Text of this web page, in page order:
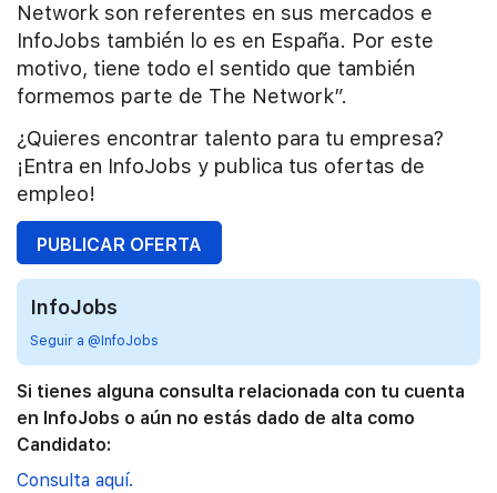
Network son referentes en sus mercados e
InfoJobs también lo es en España. Por este
motivo, tiene todo el sentido que también
formemos parte de The Network”.
¿Quieres encontrar talento para tu empresa?
¡Entra en InfoJobs y publica tus ofertas de
empleo!
PUBLICAR OFERTA
InfoJobs
Seguir a @InfoJobs
Si tienes alguna consulta relacionada con tu cuenta
en InfoJobs o aún no estás dado de alta como
Candidato:
Consulta aquí.